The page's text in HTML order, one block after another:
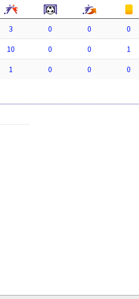
3 0 0 0
10 0 0 1
1 0 0 0